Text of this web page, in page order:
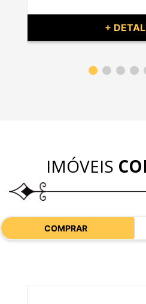
+
IMÓVEIS
COMPRAR